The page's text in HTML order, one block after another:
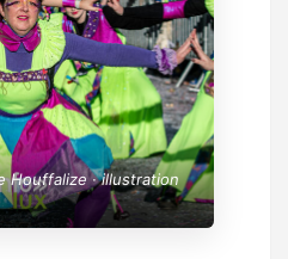
Houffalize · illustration